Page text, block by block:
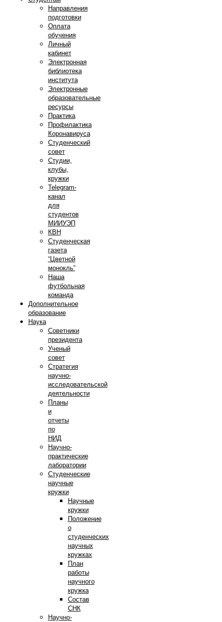
Направления
подготовки
Оплата
обучения
Личный
кабинет
Электронная
библиотека
института
Электронные
образовательные
ресурсы
Практика
Профилактика
Коронавируса
Студенческий
совет
Студии,
клубы,
кружки
Telegram-
канал
для
студентов
МИИУЭП
КВН
Студенческая
газета
“Цветной
монокль”
Наша
футбольная
команда
Дополнительное
образование
Наука
Советники
президента
Ученый
совет
Стратегия
научно-
исследовательской
деятельности
Планы
и
отчеты
по
НИД
Научно-
практические
лаборатории
Студенческие
научные
кружки
Научные
кружки
Положение
о
студенческих
научных
кружках
План
работы
научного
кружка
Состав
СНК
Научно-